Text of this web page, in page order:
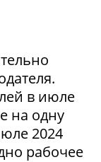
в июле
на одну
2024
рабочее